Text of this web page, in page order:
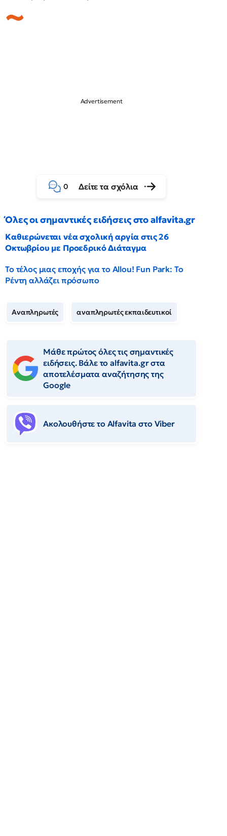
0 Δείτε τα σχόλια
Όλες οι σημαντικές ειδήσεις στο alfavita.gr
Καθιερώνεται νέα σχολική αργία στις 26
Οκτωβρίου με Προεδρικό Διάταγμα
Το τέλος μιας εποχής για το Allou! Fun Park: Το
Ρέντη αλλάζει πρόσωπο
Αναπληρωτές αναπληρωτές εκπαιδευτικοί
Μάθε πρώτος όλες τις σημαντικές
ειδήσεις. Βάλε το alfavita.gr στα
αποτελέσματα αναζήτησης της
Google
Ακολουθήστε το Αlfavita στο Viber